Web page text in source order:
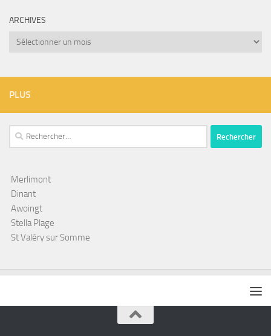
ARCHIVES
Archives
PLUS
Rechercher :
Merlimont
Dinant
Awoingt
Stella Plage
St Valéry sur Somme